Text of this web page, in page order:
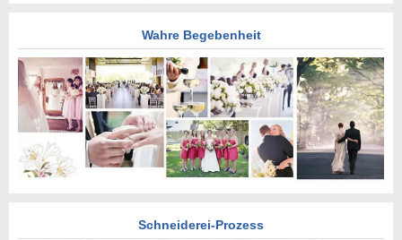
Wahre Begebenheit
Schneiderei-Prozess